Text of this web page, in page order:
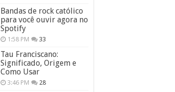
Bandas de rock católico
para você ouvir agora no
Spotify
1:58 PM 33
Tau Franciscano:
Significado, Origem e
Como Usar
3:46 PM 28